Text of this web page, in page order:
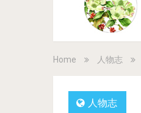
Home 人物志
人物志